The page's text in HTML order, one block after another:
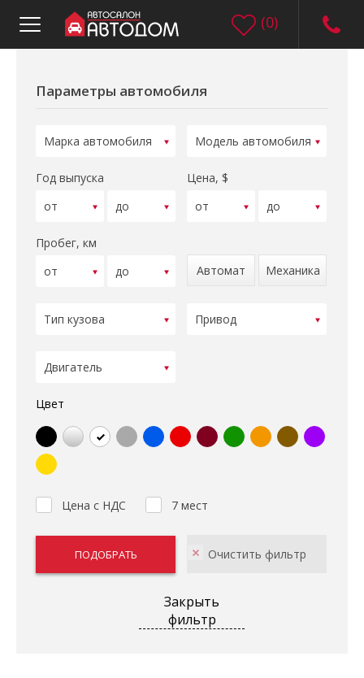
(0)
Параметры автомобиля
Год выпуска Цена, $
Пробег, км
Автомат
Механика
Цвет
Цена с НДС 7 мест
Закрыть
фильтр